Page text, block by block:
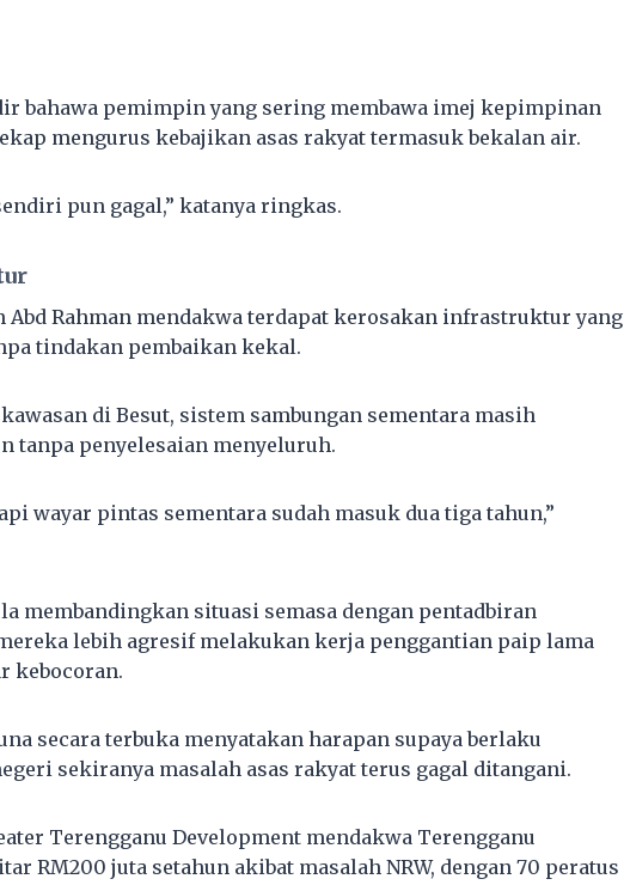
bahawa pemimpin yang sering membawa imej kepimpinan
mengurus kebajikan asas rakyat termasuk bekalan air.
pun gagal,” katanya ringkas.
Abd Rahman mendakwa terdapat kerosakan infrastruktur yang
tindakan pembaikan kekal.
di Besut, sistem sambungan sementara masih
tanpa penyelesaian menyeluruh.
wayar pintas sementara sudah masuk dua tiga tahun,”
membandingkan situasi semasa dengan pentadbiran
lebih agresif melakukan kerja penggantian paip lama
kebocoran.
secara terbuka menyatakan harapan supaya berlaku
sekiranya masalah asas rakyat terus gagal ditangani.
Terengganu Development mendakwa Terengganu
RM200 juta setahun akibat masalah NRW, dengan 70 peratus